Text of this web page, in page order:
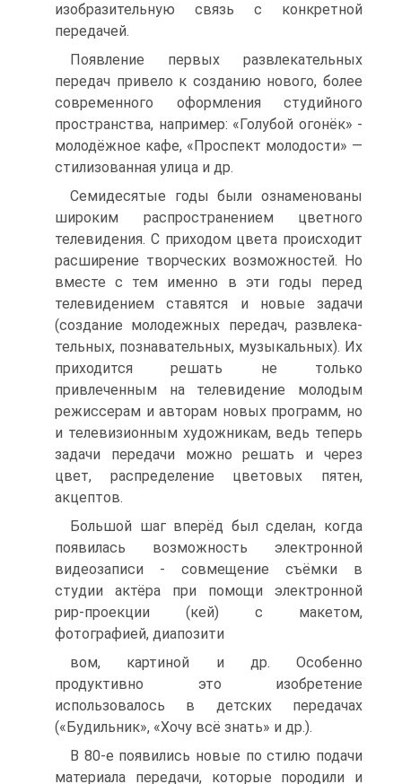
изобразительную связь с конкретной
передачей.
Появление первых развлекательных
передач привело к созданию нового, более
современного оформления студийного
пространства, напри­мер: «Голубой огонёк» -
молодёжное кафе, «Проспект молодости» —
стили­зованная улица и др.
Семидесятые годы были ознаменованы
широким распространени­ем цветного
телевидения. С приходом цвета происходит
расширение твор­ческих возможностей. Но
вместе с тем именно в эти годы перед
телевиде­нием ставятся и новые задачи
(создание молодежных передач, развлека­
тельных, познавательных, музыкальных). Их
приходится решать не только
привлеченным на телевидение молодым
режиссерам и авторам новых про­грамм, но
и телевизионным художникам, ведь теперь
задачи передачи мож­но решать и через
цвет, распределение цветовых пятен,
акцептов.
Большой шаг вперёд был сделан, когда
появилась возможность электронной
видеозаписи - совмещение съёмки в
студии актёра при помо­щи электронной
рир-проекции (кей) с макетом,
фотографией, диапозити­
вом, картиной и др. Особенно
продуктивно это изобретение
использовалось в детских передачах
(«Будильник», «Хочу всё знать» и др.).
В 80-е появились новые по стилю подачи
материала передачи, ко­торые породили и